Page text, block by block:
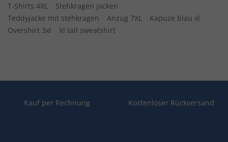
T-Shirts 4XL
Stehkragen jacken
Teddyjacke mit stehkragen
Anzug 7XL
Kapuze blau xl
Overshirt 3xl
Xl tall sweatshirt
Kauf per Rechnung Kostenloser Rückversand